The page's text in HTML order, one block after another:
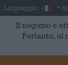
Skip to main content
Linguaggio:
Il negozio è
Pertanto, al